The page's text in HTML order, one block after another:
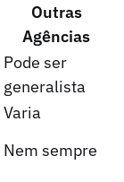
Outras
Agências
Pode ser
generalista
Varia
Nem sempre